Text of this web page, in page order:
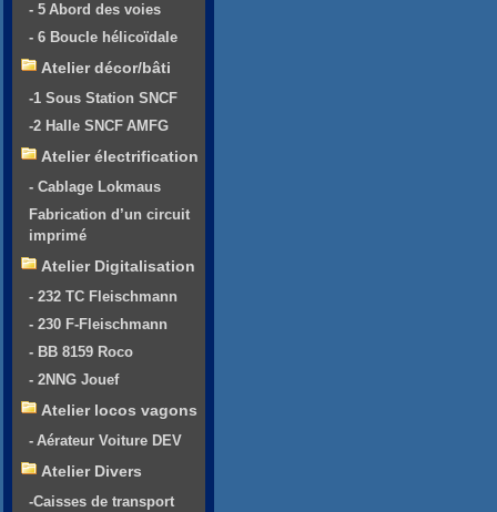
- 5 Abord des voies
- 6 Boucle hélicoïdale
Atelier décor/bâti
-1 Sous Station SNCF
-2 Halle SNCF AMFG
Atelier électrification
- Cablage Lokmaus
Fabrication d’un circuit
imprimé
Atelier Digitalisation
- 232 TC Fleischmann
- 230 F-Fleischmann
- BB 8159 Roco
- 2NNG Jouef
Atelier locos vagons
- Aérateur Voiture DEV
Atelier Divers
-Caisses de transport